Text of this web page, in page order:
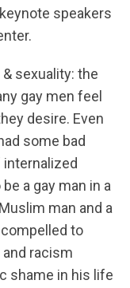
speakers
sexuality: the
gay men feel
desire. Even
some bad
a gay man in a
man and a
to
racism
shame in his life